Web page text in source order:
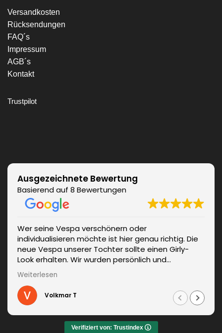
Versandkosten
Rücksendungen
FAQ´s
Impressum
AGB´s
Kontakt
Trustpilot
Ausgezeichnete Bewertung
Basierend auf 8 Bewertungen
Wer seine Vespa verschönern oder
individualisieren möchte ist hier genau richtig. Die
neue Vespa unserer Tochter sollte einen Girly-
Look erhalten. Wir wurden persönlich und
kompetent beraten. Die Lieferung erfolgte
unverzüglich. Weitere Änderungen waren auch kein
Problem und wurden sofort umgesetzt.
Informationen zum fachgerechten Anbringen sind
Das Ergebnis war jeden Euro wert. Vielen Dank!
Weiterlesen
Volkmar T
Verifiziert von: Trustindex